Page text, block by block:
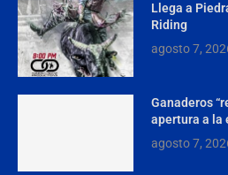
Llega a
Riding
agosto 7,
Ganaderos
apertura a la
agosto 7,